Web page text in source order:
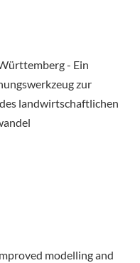
- Ein
zur
landwirtschaftlichen
modelling and